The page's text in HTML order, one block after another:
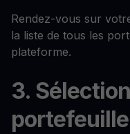
Rendez-vous sur
la liste de tous les
plateforme.
3.